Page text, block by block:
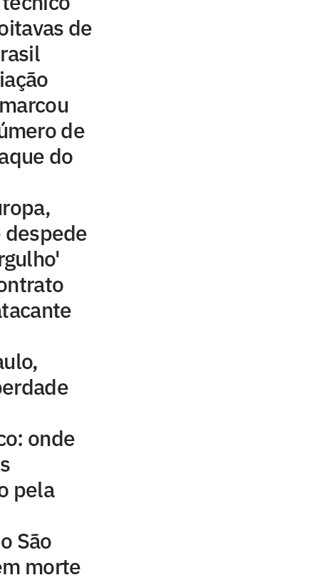
de
de
do
despede
onde
pela
São
morte